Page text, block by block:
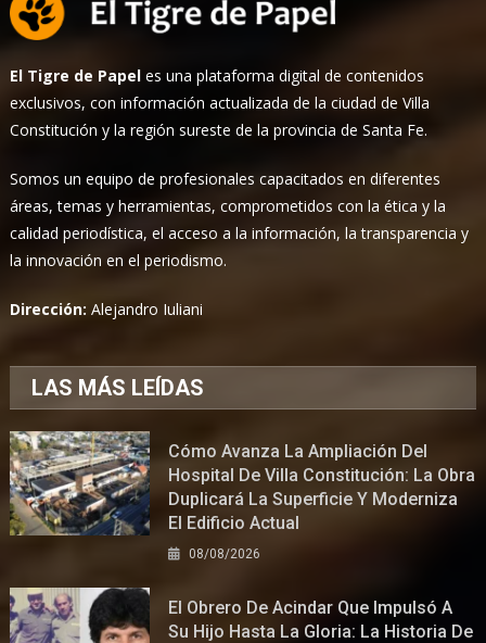
El Tigre de Papel es una plataforma digital de contenidos
exclusivos, con información actualizada de la ciudad de Villa
Constitución y la región sureste de la provincia de Santa Fe.
Somos un equipo de profesionales capacitados en diferentes
áreas, temas y herramientas, comprometidos con la ética y la
calidad periodística, el acceso a la información, la transparencia y
la innovación en el periodismo.
Dirección:Alejandro Iuliani
LAS MÁS LEÍDAS
Cómo Avanza La Ampliación Del
Hospital De Villa Constitución: La Obra
Duplicará La Superficie Y Moderniza
El Edificio Actual
08/08/2026
El Obrero De Acindar Que Impulsó A
Su Hijo Hasta La Gloria: La Historia De